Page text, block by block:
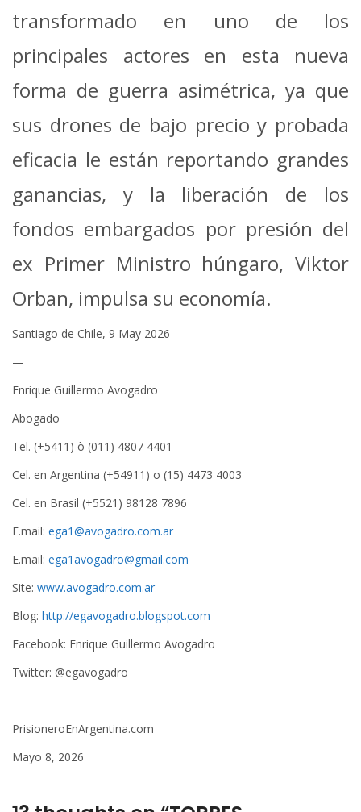
transformado en uno de los
principales actores en esta nueva
forma de guerra asimétrica, ya que
sus drones de bajo precio y probada
eficacia le están reportando grandes
ganancias, y la liberación de los
fondos embargados por presión del
ex Primer Ministro húngaro, Viktor
Orban, impulsa su economía.
Santiago de Chile, 9 May 2026
—
Enrique Guillermo Avogadro
Abogado
Tel. (+5411) ò (011) 4807 4401
Cel. en Argentina (+54911) o (15) 4473 4003
Cel. en Brasil (+5521) 98128 7896
E.mail: ega1@avogadro.com.ar
E.mail: ega1avogadro@gmail.com
Site: www.avogadro.com.ar
Blog: http://egavogadro.blogspot.com
Facebook: Enrique Guillermo Avogadro
Twitter: @egavogadro
PrisioneroEnArgentina.com
Mayo 8, 2026